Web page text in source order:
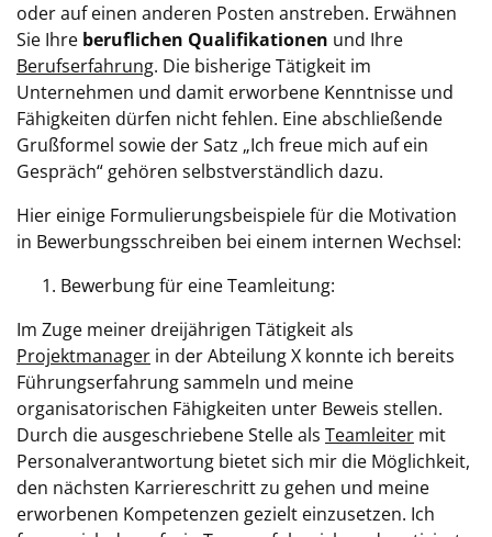
oder auf einen anderen Posten anstreben. Erwähnen
Sie Ihre beruflichen Qualifikationen und Ihre
Berufserfahrung. Die bisherige Tätigkeit im
Unternehmen und damit erworbene Kenntnisse und
Fähigkeiten dürfen nicht fehlen. Eine abschließende
Grußformel sowie der Satz „Ich freue mich auf ein
Gespräch“ gehören selbstverständlich dazu.
Hier einige Formulierungsbeispiele für die Motivation
in Bewerbungsschreiben bei einem internen Wechsel:
Bewerbung für eine Teamleitung:
Im Zuge meiner dreijährigen Tätigkeit als
Projektmanager in der Abteilung X konnte ich bereits
Führungserfahrung sammeln und meine
organisatorischen Fähigkeiten unter Beweis stellen.
Durch die ausgeschriebene Stelle als Teamleiter mit
Personalverantwortung bietet sich mir die Möglichkeit,
den nächsten Karriereschritt zu gehen und meine
erworbenen Kompetenzen gezielt einzusetzen. Ich